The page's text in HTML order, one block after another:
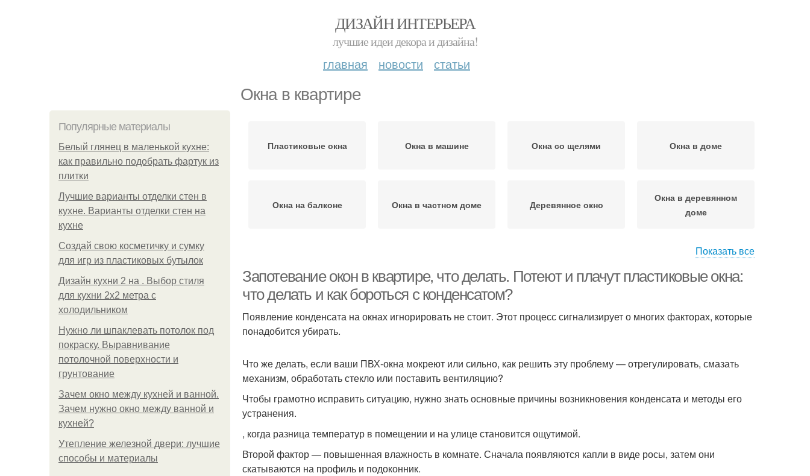
ДИЗАЙН ИНТЕРЬЕРА
лучшие идеи декора и дизайна!
главная новости статьи
Окна в квартире
Популярные материалы
Белый глянец в маленькой кухне:
как правильно подобрать фартук из
плитки
Лучшие варианты отделки стен в
кухне. Варианты отделки стен на
кухне
Создай свою косметичку и сумку
для игр из пластиковых бутылок
Дизайн кухни 2 на . Выбор стиля
для кухни 2х2 метра с
холодильником
Нужно ли шпаклевать потолок под
покраску. Выравнивание
потолочной поверхности и
грунтование
Зачем окно между кухней и ванной.
Зачем нужно окно между ванной и
кухней?
Утепление железной двери: лучшие
способы и материалы
Пластиковые окна Окна в машине Окна со щелями Окна в доме
Окна на балконе Окна в частном доме Деревянное окно
Окна в деревянном
доме
Показать все
Запотевание окон в квартире, что делать. Потеют и плачут пластиковые окна:
что делать и как бороться с конденсатом?
Появление конденсата на окнах игнорировать не стоит. Этот процесс сигнализирует о многих факторах, которые
понадобится убирать.
Что же делать, если ваши ПВХ-окна мокреют или сильно, как решить эту проблему — отрегулировать, смазать
механизм, обработать стекло или поставить вентиляцию?
Чтобы грамотно исправить ситуацию, нужно знать основные причины возникновения конденсата и методы его
устранения.
, когда разница температур в помещении и на улице становится ощутимой.
Второй фактор — повышенная влажность в комнате. Сначала появляются капли в виде росы, затем они
скатываются на профиль и подоконник.